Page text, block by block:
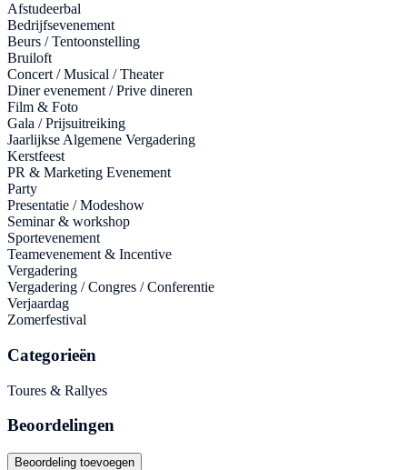
Afstudeerbal
Bedrijfsevenement
Beurs / Tentoonstelling
Bruiloft
Concert / Musical / Theater
Diner evenement / Prive dineren
Film & Foto
Gala / Prijsuitreiking
Jaarlijkse Algemene Vergadering
Kerstfeest
PR & Marketing Evenement
Party
Presentatie / Modeshow
Seminar & workshop
Sportevenement
Teamevenement & Incentive
Vergadering
Vergadering / Congres / Conferentie
Verjaardag
Zomerfestival
Categorieën
Toures & Rallyes
Beoordelingen
Beoordeling toevoegen